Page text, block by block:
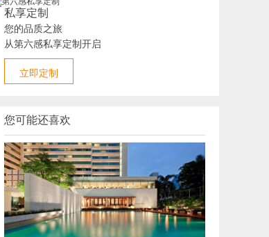
私享定制
您的品质之旅
从第六感私享定制开启
立即定制
您可能还喜欢